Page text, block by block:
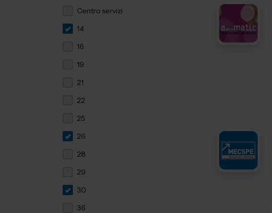
Centro servizi
14
16
19
21
22
25
26
28
29
30
36